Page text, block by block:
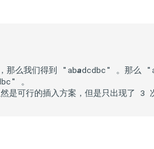
么我们得到 "abadcdbc" 。那么
。
是可行的插入方案，但是只出现了 3